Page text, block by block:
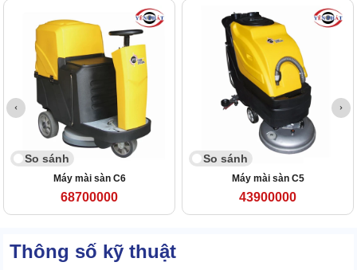
So sánh
Máy mài sàn C6
68700000
So sánh
Máy mài sàn C5
43900000
Thông số kỹ thuật